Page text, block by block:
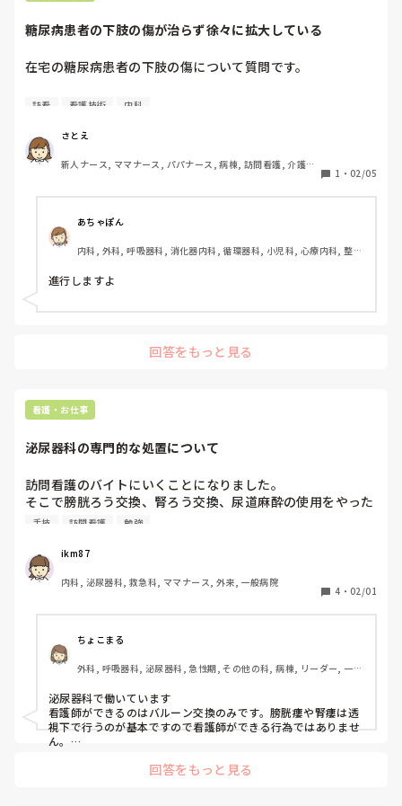
糖尿病患者の下肢の傷が治らず徐々に拡大している
在宅の糖尿病患者の下肢の傷について質問です。
ひと月ほど前に足の指先（地面に接せず、圧迫なども普段起
のうち治ると思っていたのですが、かさぶたが出来たまま
徐々に傷の範囲が広がっています。
観察した範囲内では、下肢冷感はほとんどない、かさぶた部
分を押してもブヨブヨしてはいない、滲出液や排膿はない…
といった感じです。糖尿病の状態は良くなく、動脈硬化の程
度を調べる検査は受けたようです。
傷が拡大しているということは、完全に痂皮化していないの
然ない状態で、かつ痂皮化していても傷は進行するものなの
でしょうか？
訪看 看護技術 内科
さとえ
新人ナース, ママナース, パパナース, 病棟, 訪問看護, 介護施
1 ・ 02/05
あちゃぽん
内科, 外科, 呼吸器科, 消化器内科, 循環器科, 小児科, 心療内科, 整形
合診療科, 救急科, 超急性期, ICU, CCU, HCU, その他の科, ママナー
ス, 外来, 神経内科, 脳神経外科, NICU, 消化器外科, 一般病院, 慢性
進行しますよ
回答をもっと見る
看護・お仕事
泌尿器科の専門的な処置について
訪問看護のバイトにいくことになりました。
そこで膀胱ろう交換、腎ろう交換、尿道麻酔の使用をやった
ことがあるか聞かれたのでありませんと答えたのですが、膀
いい行為なのですか？
今まで勤務していたところでは泌尿器科の医師がやってい
て、やるとしても特定行為とか受けた看護師がやるものなの
詳しい方教えてください。
手技 訪問看護 勉強
ikm87
内科, 泌尿器科, 救急科, ママナース, 外来, 一般病院
4 ・ 02/01
ちょこまる
外科, 呼吸器科, 泌尿器科, 急性期, その他の科, 病棟, リーダー, 一般
泌尿器科で働いています
看護師ができるのはバルーン交換のみです。膀胱瘻や腎瘻は透
視下で行うのが基本ですので看護師ができる行為ではありませ
ん。
かないと思いますので訪問看護では出来ないと思いますよ。だ
回答をもっと見る